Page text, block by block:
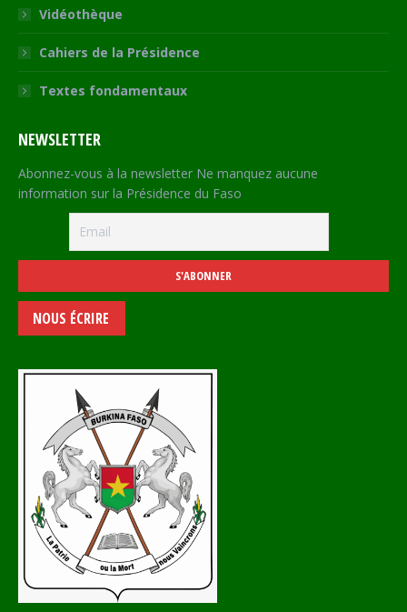
Vidéothèque
Cahiers de la Présidence
Textes fondamentaux
NEWSLETTER
Abonnez-vous à la newsletter Ne manquez aucune
information sur la Présidence du Faso
NOUS ÉCRIRE